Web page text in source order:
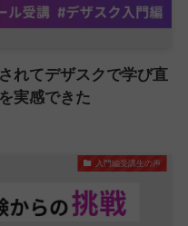
れてデザスクで学び直
実感できた
入門編受講生の声